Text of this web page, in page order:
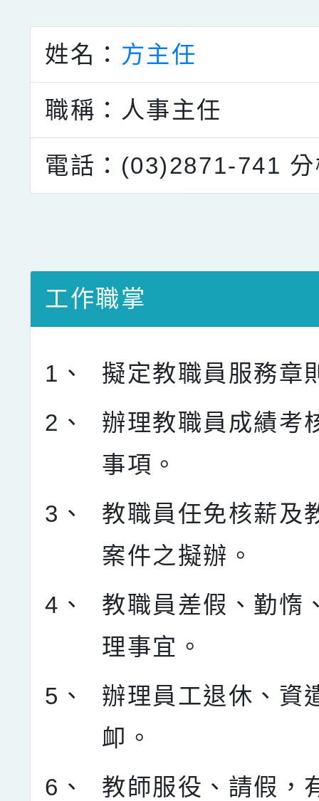
點擊Facebook分享及讚
姓名： 方主任
職稱：人事主任
電話：(03)2871-741
工作職掌
1、
擬定教職員服務章
2、
辦理教職員成績考
事項。
3、
教職員任免核薪及
案件之擬辦。
4、
教職員差假、勤惰
理事宜。
5、
辦理員工退休、資
卹。
6、
教師服役、請假，